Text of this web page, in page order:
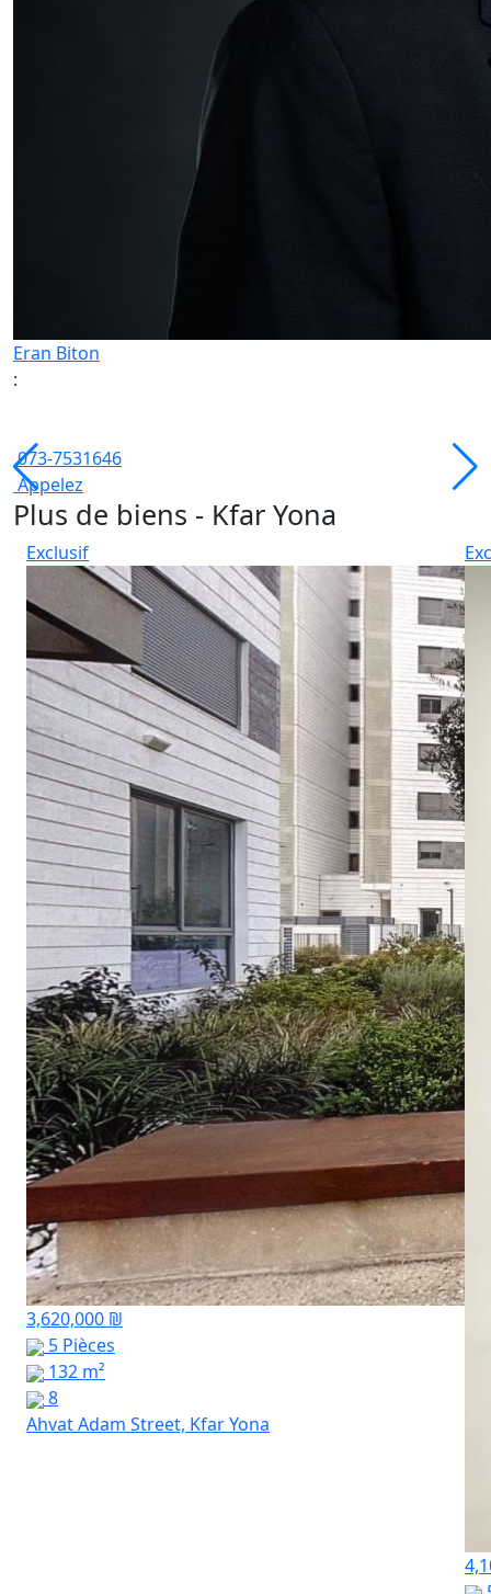
Eran Biton
:
073-7531646
Appelez
Plus de biens - Kfar Yona
Exclusif
3,620,000 ₪
5 Pièces
132 m²
8
Ahvat Adam Street, Kfar Yona